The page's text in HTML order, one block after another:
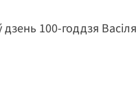
100-годдзя